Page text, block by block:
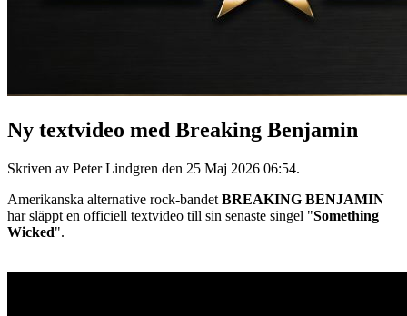
Ny textvideo med Breaking Benjamin
Skriven av Peter Lindgren den 25 Maj 2026 06:54.
Amerikanska alternative rock-bandet BREAKING BENJAMIN
har släppt en officiell textvideo till sin senaste singel "Something
Wicked".